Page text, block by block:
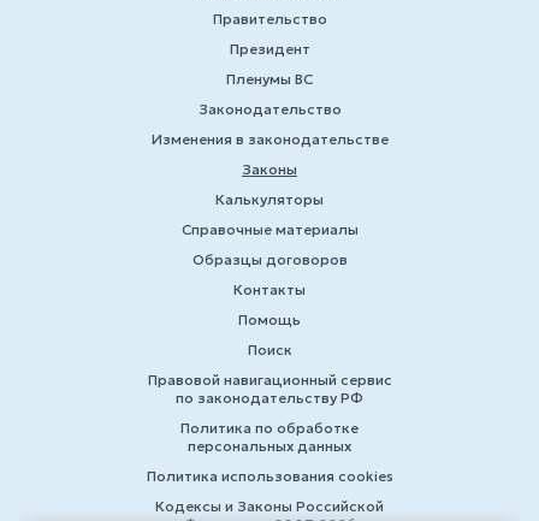
Правительство
Президент
Пленумы ВС
Законодательство
Изменения в законодательстве
Законы
Калькуляторы
Справочные материалы
Образцы договоров
Контакты
Помощь
Поиск
Правовой навигационный сервис
по законодательству РФ
Политика по обработке
персональных данных
Политика использования cookies
Кодексы и Законы Российской